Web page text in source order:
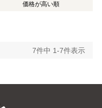
価格が高い順
7件中 1-7件表示